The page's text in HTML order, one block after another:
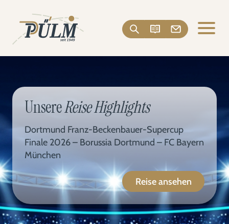
UnsereReise Highlights
Dortmund Franz-Beckenbauer-Supercup
Finale 2026 – Borussia Dortmund – FC Bayern
München
Reise ansehen